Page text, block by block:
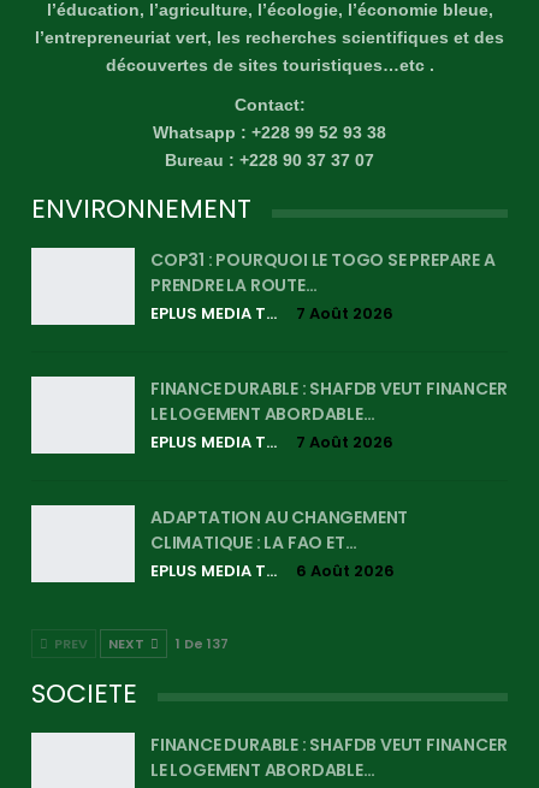
l’éducation, l’agriculture, l’écologie, l’économie bleue,
l’entrepreneuriat vert, les recherches scientifiques et des
découvertes de sites touristiques…etc .
Contact:
Whatsapp : +228 99 52 93 38
Bureau : +228 90 37 37 07
ENVIRONNEMENT
COP31 : POURQUOI LE TOGO SE PREPARE A
PRENDRE LA ROUTE…
EPLUS MEDIA TV 7 Août 2026
FINANCE DURABLE : SHAFDB VEUT FINANCER
LE LOGEMENT ABORDABLE…
EPLUS MEDIA TV 7 Août 2026
ADAPTATION AU CHANGEMENT
CLIMATIQUE : LA FAO ET…
EPLUS MEDIA TV 6 Août 2026
PREV NEXT 1 De 137
SOCIETE
FINANCE DURABLE : SHAFDB VEUT FINANCER
LE LOGEMENT ABORDABLE…